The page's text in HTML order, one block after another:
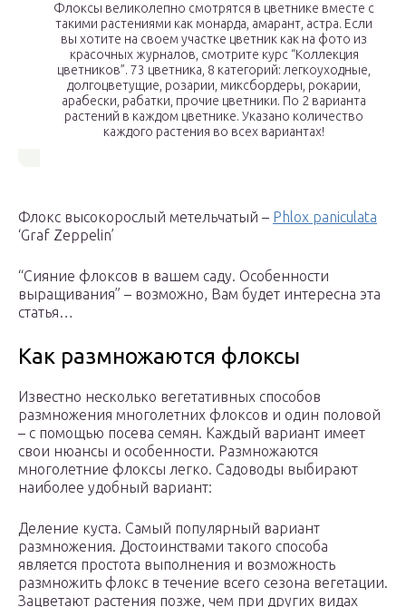
Флоксы великолепно смотрятся в цветнике вместе с
такими растениями как монарда, амарант, астра. Если
вы хотите на своем участке цветник как на фото из
красочных журналов, смотрите курс “Коллекция
цветников”. 73 цветника, 8 категорий: легкоуходные,
долгоцветущие, розарии, миксбордеры, рокарии,
арабески, рабатки, прочие цветники. По 2 варианта
растений в каждом цветнике. Указано количество
каждого растения во всех вариантах!
Флокс высокорослый метельчатый – Phlox paniculata
‘Graf Zeppelin’
“Сияние флоксов в вашем саду. Особенности
выращивания” – возможно, Вам будет интересна эта
статья…
Как размножаются флоксы
Известно несколько вегетативных способов
размножения многолетних флоксов и один половой
– с помощью посева семян. Каждый вариант имеет
свои нюансы и особенности. Размножаются
многолетние флоксы легко. Садоводы выбирают
наиболее удобный вариант:
Деление куста. Самый популярный вариант
размножения. Достоинствами такого способа
является простота выполнения и возможность
размножить флокс в течение всего сезона вегетации.
Зацветают растения позже, чем при других видах